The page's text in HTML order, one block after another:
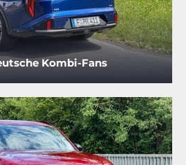
Kombi-Fans